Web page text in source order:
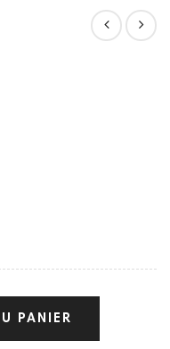
PANIER